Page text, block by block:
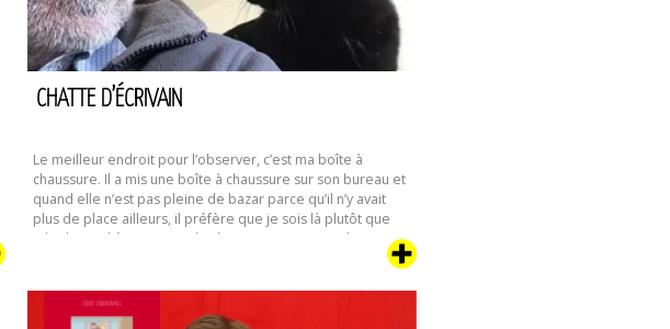
CHATTE D’ÉCRIVAIN
Le meilleur endroit pour l’observer, c’est ma boîte à
chaussure. Il a mis une boîte à chaussure sur son bureau et
quand elle n’est pas pleine de bazar parce qu’il n’y avait
plus de place ailleurs, il préfère que je sois là plutôt que
pile devant l’écran ou sur le clavier. C’est aussi un bon …